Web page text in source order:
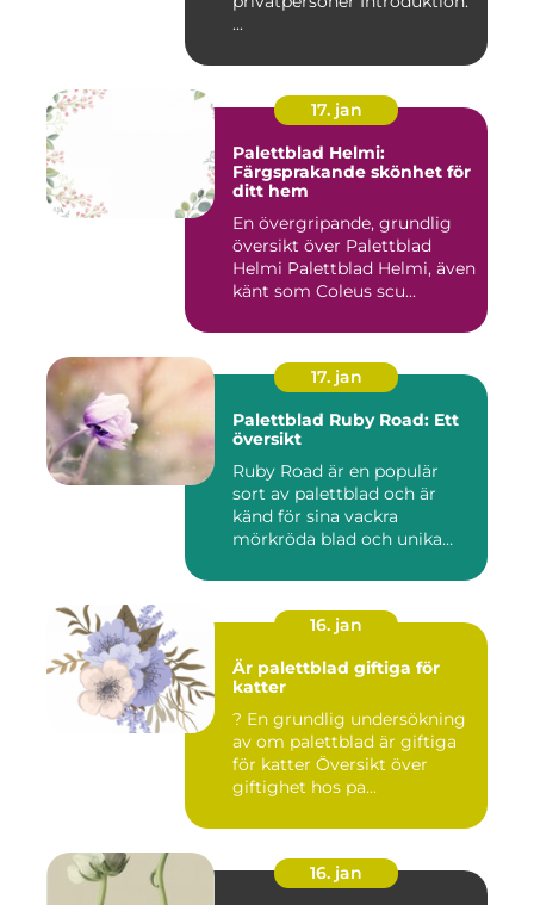
...
17. jan
Palettblad Helmi:
Färgsprakande skönhet för
ditt hem
En övergripande, grundlig
översikt över Palettblad
Helmi Palettblad Helmi, även
känt som Coleus scu...
17. jan
Palettblad Ruby Road: Ett
översikt
Ruby Road är en populär
sort av palettblad och är
känd för sina vackra
mörkröda blad och unika
16. jan
Är palettblad giftiga för
katter
? En grundlig undersökning
av om palettblad är giftiga
för katter Översikt över
giftighet hos pa...
16. jan